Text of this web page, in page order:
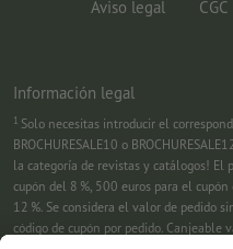
Aviso legal CGC
Información legal
1 Solo necesitas introducir el
BROCHURESALE10 o
la categoría de revistas y catálogos! El
cupón del 8 %, 500 euros para el
12 %. Se considera el valor de pedido
código de cupón por pedido. Canjeable